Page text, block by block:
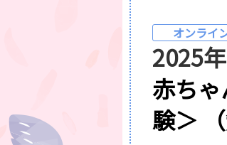
オンライ
2025
赤ち
験＞ （